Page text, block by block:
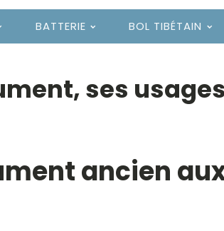
BATTERIE BOL TIBÉTAIN
ses
ancien